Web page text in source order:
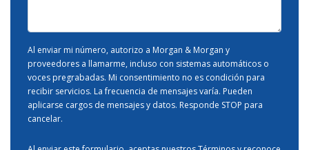
Al enviar mi número, autorizo a Morgan & Morgan y
proveedores a llamarme, incluso con sistemas automáticos o
voces pregrabadas. Mi consentimiento no es condición para
recibir servicios. La frecuencia de mensajes varía. Pueden
aplicarse cargos de mensajes y datos. Responde STOP para
cancelar.